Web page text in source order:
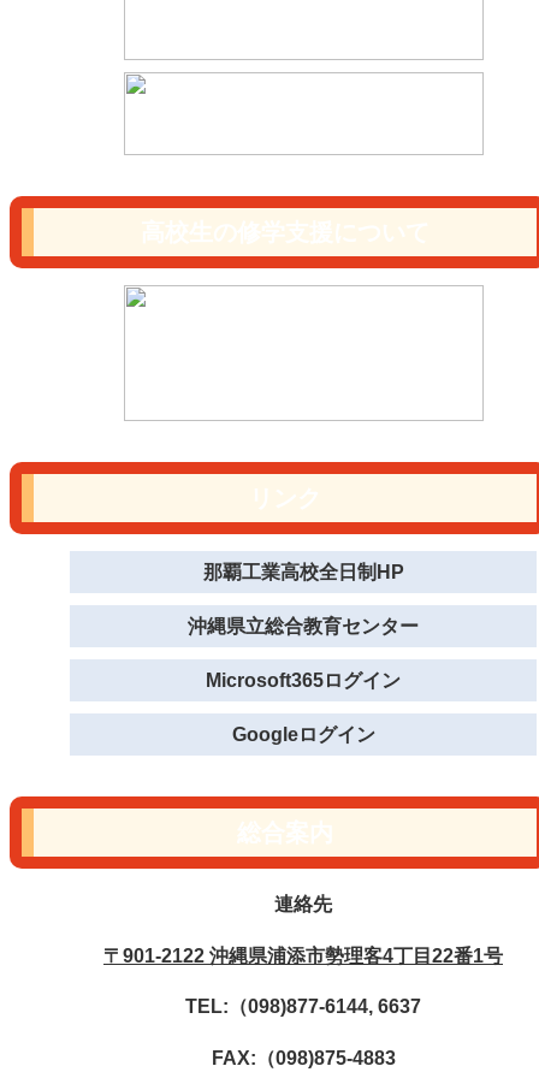
那覇工業高校全日制HP
沖縄県立総合教育センター
Microsoft365ログイン
Googleログイン
連絡先
〒901-2122 沖縄県浦添市勢理客4丁目22番1号
TEL:（098)877-6144, 6637
FAX:（098)875-4883